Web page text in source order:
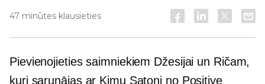
47 minūtes klausieties
Pievienojieties saimniekiem Džesijai un Ričam,
kuri sarunājas ar Kimu Satoni no Positive